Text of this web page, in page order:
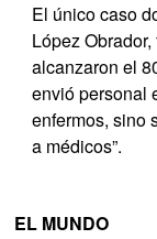
El único caso
López
alcanzaron el
envió personal
enfermos, sino
a médicos”.
EL MUNDO